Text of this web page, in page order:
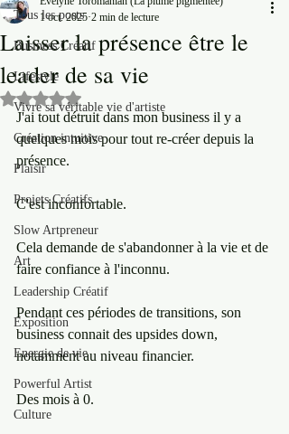
Tous les posts
Business Créatif
Lifestyle
Vivre sa véritable vie d'artiste
Création intuitive
Plaisir
Projets Créatifs
Slow Artpreneur
Art
Leadership Créatif
Exposition
Energie de vie
Powerful Artist
Culture
Laisser la présence être le
leader de sa vie
1 oct. 2025 2 min de lecture
Noté NaN étoiles sur 5.
J'ai tout détruit dans mon business il y a
quelques mois pour tout re-créer depuis la
présence.
C'est inconfortable.
Cela demande de s'abandonner à la vie et de
faire confiance à l'inconnu.
Pendant ces périodes de transitions, son
business connait des upsides down,
notamment au niveau financier.
Des mois à 0.